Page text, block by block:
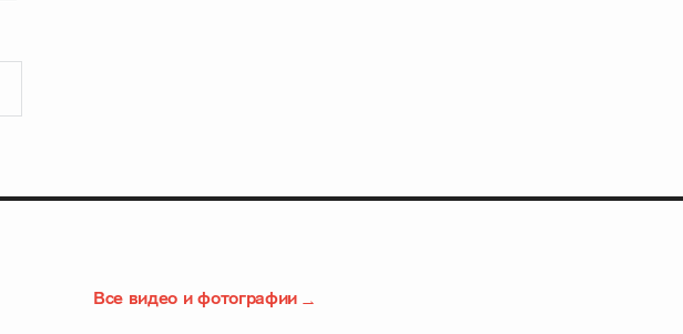
Все видео и фотографии